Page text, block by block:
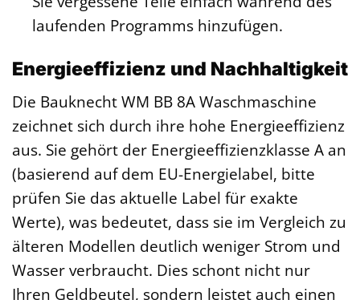
laufenden Programms hinzufügen.
Energieeffizienz und Nachhaltigkeit
Die Bauknecht WM BB 8A Waschmaschine
zeichnet sich durch ihre hohe Energieeffizienz
aus. Sie gehört der Energieeffizienzklasse A an
(basierend auf dem EU-Energielabel, bitte
prüfen Sie das aktuelle Label für exakte
Werte), was bedeutet, dass sie im Vergleich zu
älteren Modellen deutlich weniger Strom und
Wasser verbraucht. Dies schont nicht nur
Ihren Geldbeutel, sondern leistet auch einen